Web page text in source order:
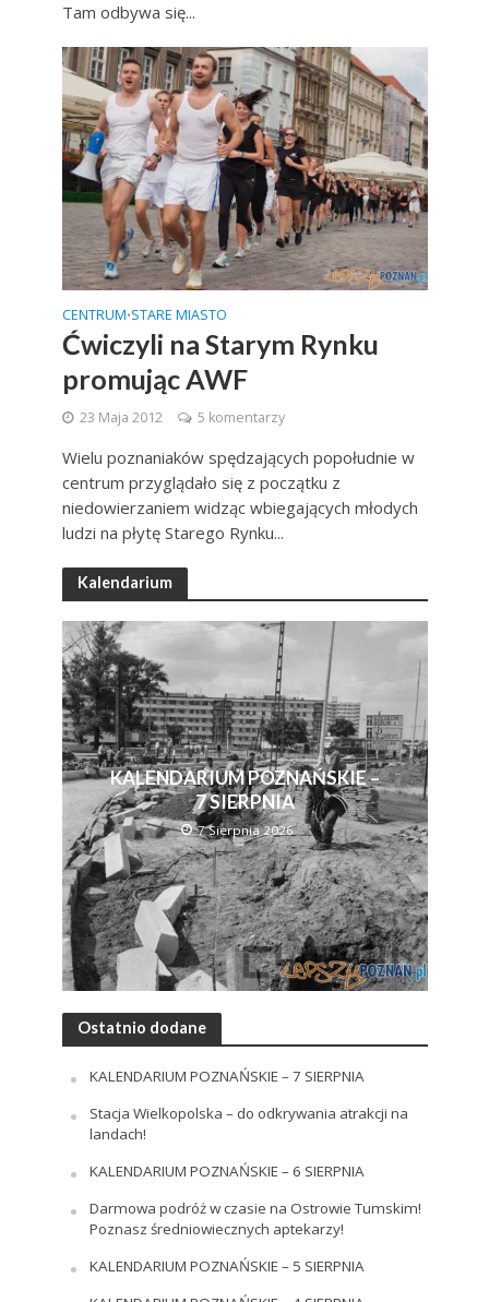
Tam odbywa się...
CENTRUM•STARE MIASTO
Ćwiczyli na Starym Rynku
promując AWF
23 Maja 2012 5 komentarzy
Wielu poznaniaków spędzających popołudnie w
centrum przyglądało się z początku z
niedowierzaniem widząc wbiegających młodych
ludzi na płytę Starego Rynku...
Kalendarium
KALENDARIUM POZNAŃSKIE –
7 SIERPNIA
7 Sierpnia 2026
Ostatnio dodane
KALENDARIUM POZNAŃSKIE – 7 SIERPNIA
Stacja Wielkopolska – do odkrywania atrakcji na
landach!
KALENDARIUM POZNAŃSKIE – 6 SIERPNIA
Darmowa podróż w czasie na Ostrowie Tumskim!
Poznasz średniowiecznych aptekarzy!
KALENDARIUM POZNAŃSKIE – 5 SIERPNIA